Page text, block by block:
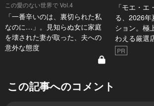
この愛のない世界で Vol.4
「一番辛いのは、裏切られた私
なのに…」。見知らぬ女に家庭
を壊された妻が取った、夫への
意外な態度
「モエ・
る、2026年
ション。極
わえる厳選
PR
この記事へのコメント